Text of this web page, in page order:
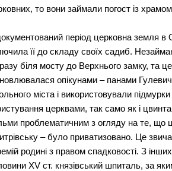
то вони займали погост із
перiод церковна земля
її до складу своїх садиб.
бiля мосту до Bерхнього замку, та
опiкунами – панами
мiста і використовували
церквами, так само як i
проблематичним з огляду на те, що
– було приватизовано. Це
родинi з правом спадковості. З
XV ст. князiвський шпиталь, за